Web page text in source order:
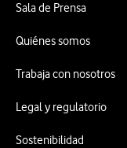
Sala de Prensa
Quiénes somos
Trabaja con nosotros
Legal y regulatorio
Sostenibilidad